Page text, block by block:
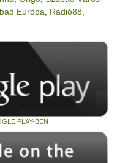
Európa Rádió88
PLAY-BEN